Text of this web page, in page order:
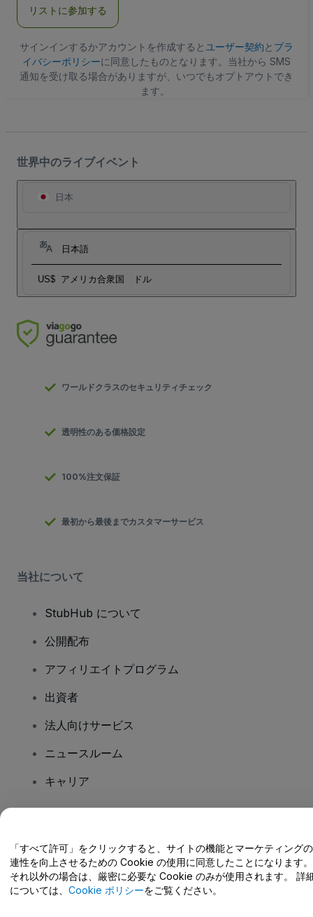
ア
ス
リストに参加する
サインインするかアカウントを作成すると ユーザー契約と プラ
イバシーポリシーに同意したものとなります。当社から SMS
通知を受け取る場合がありますが、いつでもオプトアウトでき
ます。
世界中のライブイベント
日本
日本語
US$ アメリカ合衆国 ドル
ワールドクラスのセキュリティチェック
透明性のある価格設定
100%注文保証
最初から最後までカスタマーサービス
当社について
StubHub について
公開配布
アフィリエイトプログラム
出資者
法人向けサービス
ニュースルーム
キャリア
ヘルプセンター / こちらまでご連絡下さい
「すべて許可」をクリックすると、サイトの機能とマーケティング
連性を向上させるための Cookie の使用に同意したことになります。
それ以外の場合は、厳密に必要な Cookie のみが使用されます。 詳
については、 Cookie ポリシーをご覧ください。